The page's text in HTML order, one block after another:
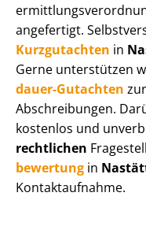
angefertigt.
Kurzgutachten in
Gerne unterstützen
dau­er-Gutachten
Abschreibungen.
kostenlos und
rechtlichen
be­wer­tung in
Kontaktaufnahme.